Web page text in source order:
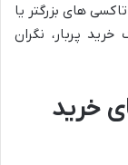
های بزرگتر یا
پربار، نگران
خرید